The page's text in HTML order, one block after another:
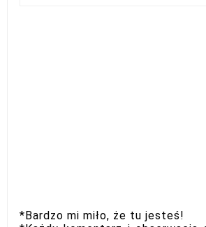
*Bardzo mi miło, że tu jesteś!